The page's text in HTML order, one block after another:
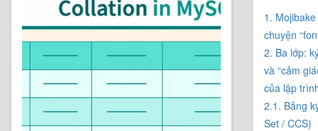
1.
chuyện
2. Ba lớp:
và “cảm
của lập
2.1. Bảng
Set / CCS)